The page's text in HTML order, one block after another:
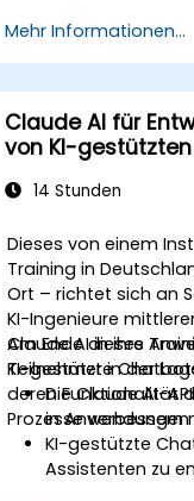
vereinbaren.
Mehr Informationen...
Claude AI für
von KI-
14 Stunden
Dieses von einem
Training in
Ort – richtet sich an
KI-Ingenieure
Claude AI in ihre
KI-gestützte
deren Funktionalität
Prozesse verbessern
Am Ende dieses
Teilnehmer in der
Die Claude AI-
in Anwendungen
KI-gestützte
Assistenten zu